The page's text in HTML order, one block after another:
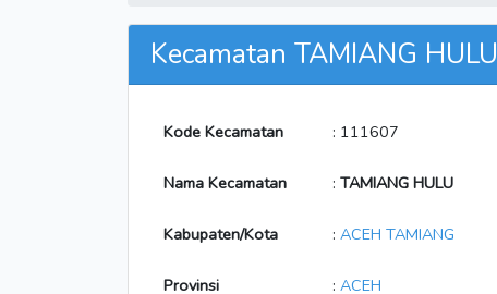
Kecamatan TAMIANG HULU
Kode Kecamatan : 111607
Nama Kecamatan : TAMIANG HULU
Kabupaten/Kota : ACEH TAMIANG
Provinsi : ACEH